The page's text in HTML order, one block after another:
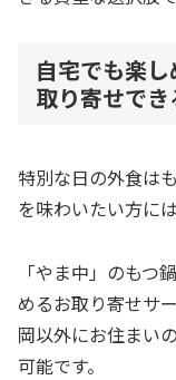
自宅でも楽
取り寄せでき
特別な日の外食は
を味わいたい方に
「やま中」のもつ
めるお取り寄せサ
岡以外にお住まい
可能です。